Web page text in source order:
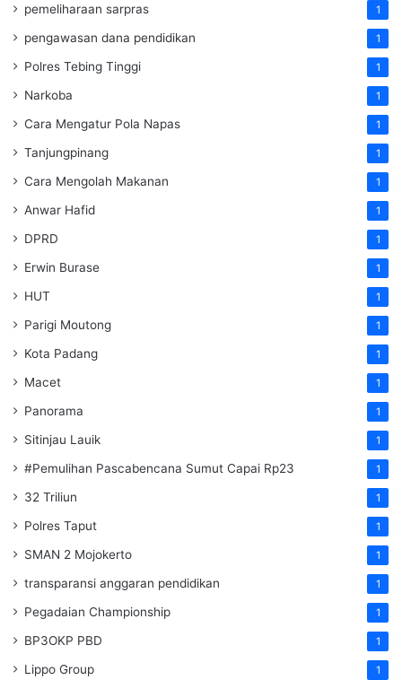
pemeliharaan sarpras 1
pengawasan dana pendidikan 1
Polres Tebing Tinggi 1
Narkoba 1
Cara Mengatur Pola Napas 1
Tanjungpinang 1
Cara Mengolah Makanan 1
Anwar Hafid 1
DPRD 1
Erwin Burase 1
HUT 1
Parigi Moutong 1
Kota Padang 1
Macet 1
Panorama 1
Sitinjau Lauik 1
#Pemulihan Pascabencana Sumut Capai Rp23 1
32 Triliun 1
Polres Taput 1
SMAN 2 Mojokerto 1
transparansi anggaran pendidikan 1
Pegadaian Championship 1
BP3OKP PBD 1
Lippo Group 1